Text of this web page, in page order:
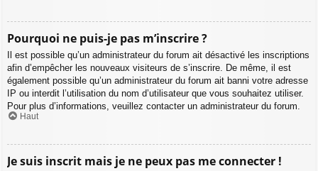
Pourquoi ne puis-je pas m’inscrire ?
Il est possible qu’un administrateur du forum ait désactivé les inscriptions
afin d’empêcher les nouveaux visiteurs de s’inscrire. De même, il est
également possible qu’un administrateur du forum ait banni votre adresse
IP ou interdit l’utilisation du nom d’utilisateur que vous souhaitez utiliser.
Pour plus d’informations, veuillez contacter un administrateur du forum.
Haut
Je suis inscrit mais je ne peux pas me connecter !